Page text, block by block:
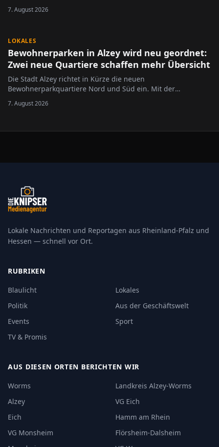
7. August 2026
LOKALES
Bewohnerparken in Alzey wird neu geordnet:
Zwei neue Quartiere schaffen mehr Übersicht
Die Stadt Alzey richtet in Kürze die neuen
Bewohnerparkquartiere Nord und Süd ein. Mit der
die Regelungen übersichtlicher gestaltet und an die
7. August 2026
Lokale Nachrichten und Reportagen aus Rheinland-Pfalz und
Hessen — schnell vor Ort.
RUBRIKEN
Blaulicht
Lokales
Politik
Aus der Geschäftswelt
Events
Sport
TV & Promis
AUS DIESEN ORTEN BERICHTEN WIR
Worms
Landkreis Alzey-Worms
Alzey
VG Eich
Eich
Hamm am Rhein
VG Monsheim
Flörsheim-Dalsheim